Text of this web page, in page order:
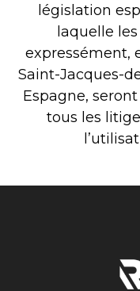
législation
laquelle
expressément,
Saint-Jacques-
Espagne,
tous les